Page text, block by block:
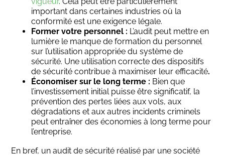
important dans certaines industries où la
conformité est une exigence légale.
Former votre personnel : L’audit peut mettre en
lumière le manque de formation du personnel
sur l’utilisation appropriée du système de
sécurité. Une utilisation correcte des dispositifs
de sécurité contribue à maximiser leur efficacité.
Économiser sur le long terme : Bien que
l’investissement initial puisse être significatif, la
prévention des pertes liées aux vols, aux
dégradations et aux autres incidents criminels
peut entraîner des économies à long terme pour
l’entreprise.
En bref, un audit de sécurité réalisé par une société